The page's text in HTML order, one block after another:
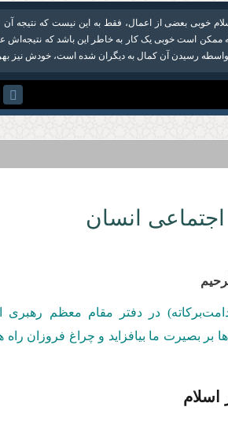
خوبی بعضی از اعمال، فقط‌ به این نیست که نتیجه‌
ممکن است خوبی یک کار به خاطر این باشد که نتیجه‌اش
رسیدن آن کمال به دیگران شده است، خودش نیز
انسان
در دفتر مقام معظم رهبری
باشد تا این رهنمودها بر بصیرت ما بیافزاید و چراغ
اسلام